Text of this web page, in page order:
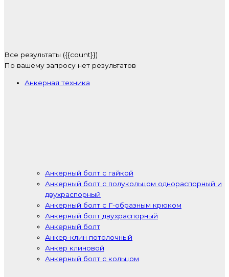
Все результаты ({{count}})
По вашему запросу нет результатов
Анкерная техника
Анкерный болт с гайкой
Анкерный болт с полукольцом однораспорный и
двухраспорный
Анкерный болт с Г-образным крюком
Анкерный болт двухраспорный
Анкерный болт
Анкер-клин потолочный
Анкер клиновой
Анкерный болт с кольцом